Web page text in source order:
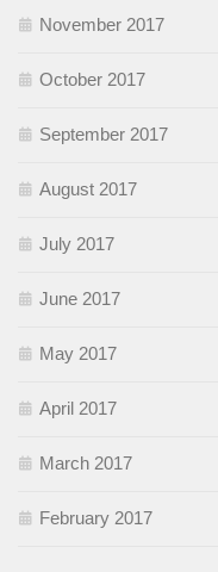
November 2017
October 2017
September 2017
August 2017
July 2017
June 2017
May 2017
April 2017
March 2017
February 2017